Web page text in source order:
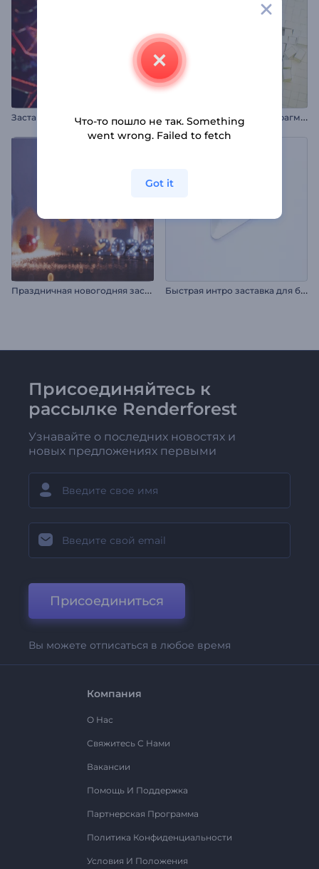
З
аставка: Китайский Новый год А
нимация лого: Куб из фрагментов
П
раздничная новогодняя заставка Б
ыстрая интро заставка для бизнеса
Присоединяйтесь к
рассылке Renderforest
Узнавайте о последних новостях и
новых предложениях первыми
Присоединиться
Вы можете отписаться в любое время
Компания
О Нас
Свяжитесь С Нами
Вакансии
Помощь И Поддержка
Партнерская Программа
Политика Конфиденциальности
Условия И Положения
Что-то пошло не так. Something
went wrong. Failed to fetch
Got it